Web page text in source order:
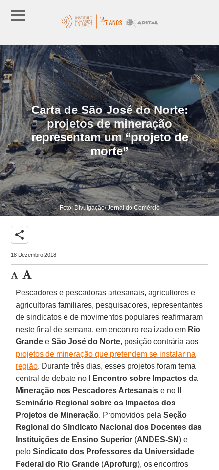
Carta de São José do Norte:
projetos de mineração
representam um “projeto de
morte”
Foto: Divulgação/ Jornal do Comércio
share
18 Dezembro 2018
Pescadores e pescadoras artesanais, agricultores e
agricultoras familiares, pesquisadores, representantes
de sindicatos e de movimentos populares reafirmaram
neste final de semana, em encontro realizado em Rio
Grande eSão José do Norte, posição contrária aos
projetos de mineração que pretendem se instalar na
região. Durante três dias, esses projetos foram tema
central de debate no
I Encontro sobre Impactos da
Mineração nos Pescadores Artesanais e no
Seminário Regional sobre os Impactos dos
Projetos de Mineração. Promovidos pelaSeção
Regional do Sindicato Nacional dos Docentes das
Instituições de Ensino Superior (ANDES-SN) e
peloSindicato dos Professores da Universidade
Federal do Rio Grande (Aprofurg), os encontros